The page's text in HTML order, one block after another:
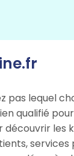
pas lequel
qualifié
les